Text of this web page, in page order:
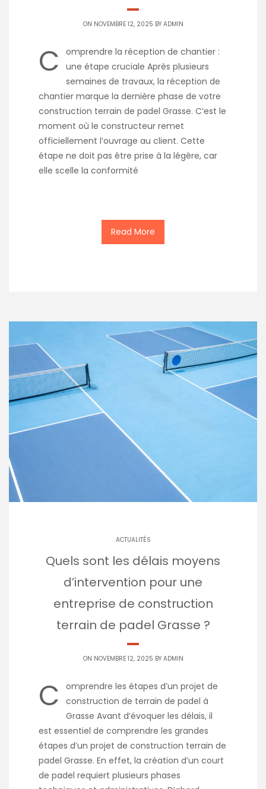
ON NOVEMBRE 12, 2025 BY ADMIN
C
omprendre la réception de chantier :
une étape cruciale Après plusieurs
semaines de travaux, la réception de
chantier marque la dernière phase de votre
construction terrain de padel Grasse. C’est le
moment où le constructeur remet
officiellement l’ouvrage au client. Cette
étape ne doit pas être prise à la légère, car
elle scelle la conformité
Read More
ACTUALITÉS
Quels sont les délais moyens
d’intervention pour une
entreprise de construction
terrain de padel Grasse ?
ON NOVEMBRE 12, 2025 BY ADMIN
C
omprendre les étapes d’un projet de
construction de terrain de padel à
Grasse Avant d’évoquer les délais, il
est essentiel de comprendre les grandes
étapes d’un projet de construction terrain de
padel Grasse. En effet, la création d’un court
de padel requiert plusieurs phases